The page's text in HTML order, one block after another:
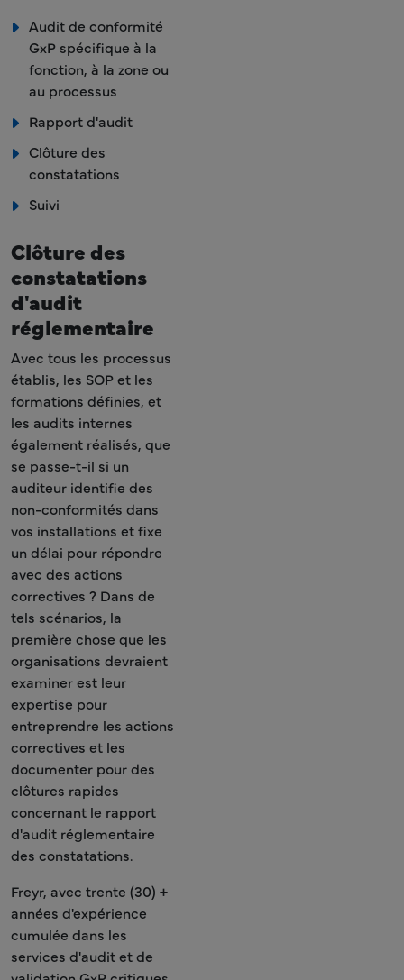
Audit de conformité
GxP spécifique à la
fonction, à la zone ou
au processus
Rapport d'audit
Clôture des
constatations
Suivi
Clôture des
constatations
d'audit
réglementaire
Avec tous les processus
établis, les SOP et les
formations définies, et
les audits internes
également réalisés, que
se passe-t-il si un
auditeur identifie des
non-conformités dans
vos installations et fixe
un délai pour répondre
avec des actions
correctives ? Dans de
tels scénarios, la
première chose que les
organisations devraient
examiner est leur
expertise pour
entreprendre les actions
correctives et les
documenter pour des
clôtures rapides
concernant le rapport
d'audit réglementaire
des constatations.
Freyr, avec trente (30) +
années d'expérience
cumulée dans les
services d'audit et de